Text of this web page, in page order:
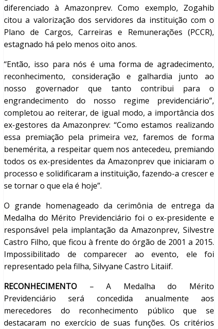
diferenciado à Amazonprev. Como exemplo, Zogahib
citou a valorização dos servidores da instituição com o
Plano de Cargos, Carreiras e Remunerações (PCCR),
estagnado há pelo menos oito anos.
“Então, isso para nós é uma forma de agradecimento,
reconhecimento, consideração e galhardia junto ao
nosso governador que tanto contribui para o
engrandecimento do nosso regime previdenciário”,
completou ao reiterar, de igual modo, a importância dos
ex-gestores da Amazonprev: “Como estamos realizando
essa premiação pela primeira vez, faremos de forma
benemérita, a respeitar quem nos antecedeu, premiando
todos os ex-presidentes da Amazonprev que iniciaram o
processo e solidificaram a instituição, fazendo-a crescer e
se tornar o que ela é hoje”.
O grande homenageado da cerimônia de entrega da
Medalha do Mérito Previdenciário foi o ex-presidente e
responsável pela implantação da Amazonprev, Silvestre
Castro Filho, que ficou à frente do órgão de 2001 a 2015.
Impossibilitado de comparecer ao evento, ele foi
representado pela filha, Silvyane Castro Litaiif.
RECONHECIMENTO – A Medalha do Mérito
Previdenciário será concedida anualmente aos
merecedores do reconhecimento público que se
destacaram no exercício de suas funções. Os critérios